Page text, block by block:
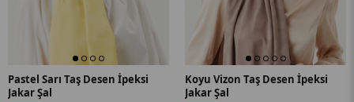
Pastel Sarı Taş Desen İpeksi
Jakar Şal
Koyu Vizon Taş Desen İpeksi
Jakar Şal